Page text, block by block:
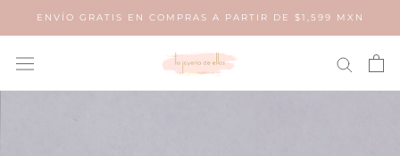
ENVÍO GRATIS EN COMPRAS A PARTIR DE $1,599 MXN